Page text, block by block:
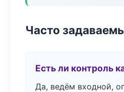
Часто
Есть ли контроль
Да, ведём входной,